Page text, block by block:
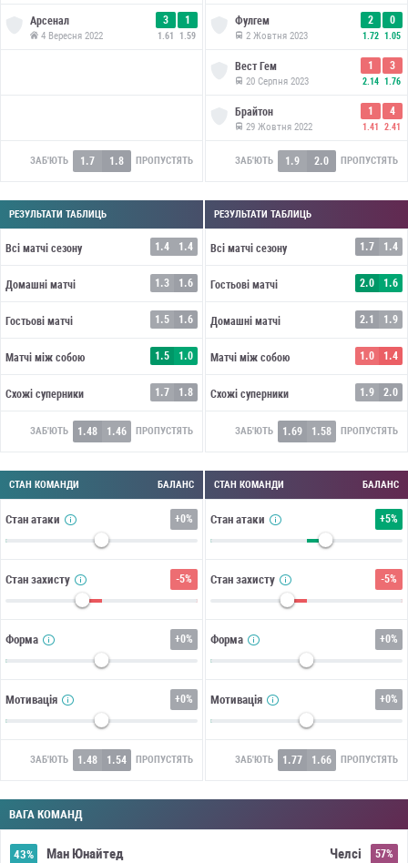
Арсенал
4 Вересня 2022
3
1.61
1
1.59
ЗАБ'ЮТЬ 1.7 1.8 ПРОПУСТЯТЬ
РЕЗУЛЬТАТИ ТАБЛИЦЬ
Всі матчі сезону 1.4 1.4
Домашні матчі 1.3 1.6
Гостьові матчі 1.5 1.6
Матчі між собою 1.5 1.0
Схожі суперники 1.7 1.8
ЗАБ'ЮТЬ 1.48 1.46 ПРОПУСТЯТЬ
СТАН КОМАНДИ БАЛАНС
Стан атаки +0%
Стан захисту -5%
Форма +0%
Мотивація +0%
ЗАБ'ЮТЬ 1.48 1.54 ПРОПУСТЯТЬ
Фулгем
2 Жовтня 2023
2
1.72
0
1.05
Вест Гем
20 Серпня 2023
1
2.14
3
1.76
Брайтон
29 Жовтня 2022
1
1.41
4
2.41
ЗАБ'ЮТЬ 1.9 2.0 ПРОПУСТЯТЬ
РЕЗУЛЬТАТИ ТАБЛИЦЬ
Всі матчі сезону 1.7 1.4
Гостьові матчі 2.0 1.6
Домашні матчі 2.1 1.9
Матчі між собою 1.0 1.4
Схожі суперники 1.9 2.0
ЗАБ'ЮТЬ 1.69 1.58 ПРОПУСТЯТЬ
СТАН КОМАНДИ БАЛАНС
Стан атаки +5%
Стан захисту -5%
Форма +0%
Мотивація +0%
ЗАБ'ЮТЬ 1.77 1.66 ПРОПУСТЯТЬ
ВАГА КОМАНД
43% Ман Юнайтед Челсі 57%